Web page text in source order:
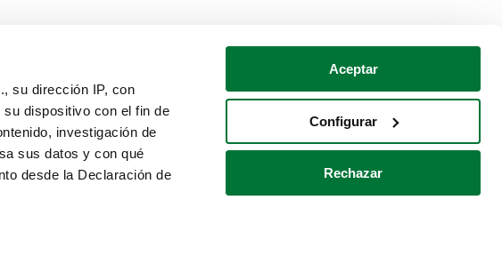
su dirección IP, con
dispositivo con el fin de
investigación de
sus datos y con qué
desde la Declaración de
Aceptar
Configurar
Rechazar